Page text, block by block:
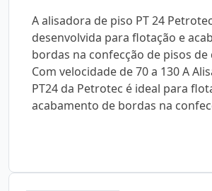
A alisadora de piso PT 24
desenvolvida para flotação e
bordas na confecção de pisos de
Com velocidade de 70 a 130 A
PT24 da Petrotec é ideal para
acabamento de bordas na